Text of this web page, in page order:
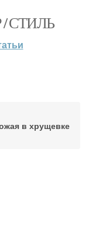
СТИЛЬ
в хрущевке